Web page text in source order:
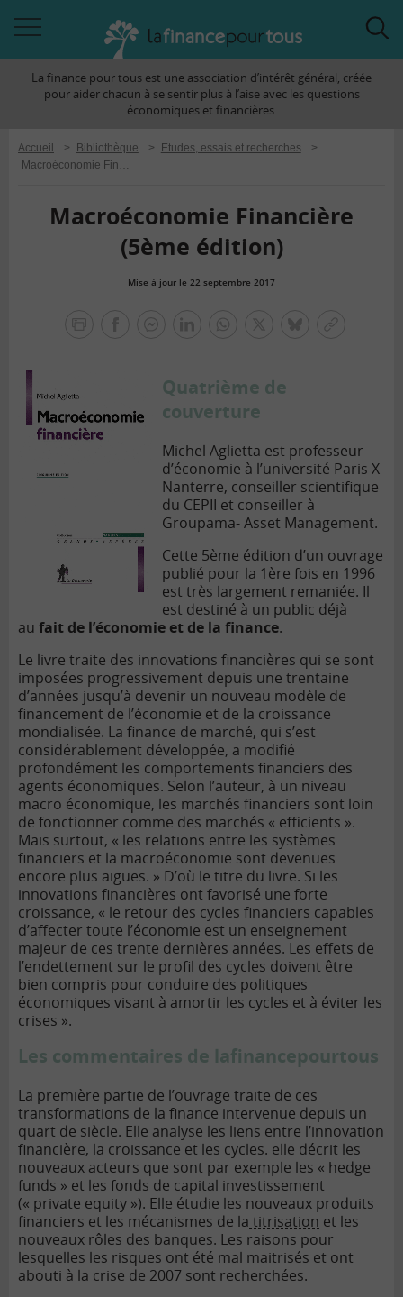
àLa finance pour tous est une association d’intérêt général, créée
pour aider chacun à se sentir plus à l’aise avec les questions
économiques et financières.
Accueil > Bibliothèque > Etudes, essais et recherches
>
Macroéconomie Financière (5ème édition)
Macroéconomie Financière
(5ème édition)
Mise à jour le 22 septembre 2017
Quatrième de
couverture
Michel Aglietta est professeur
d’économie à l’université Paris X
Nanterre, conseiller scientifique
du CEPII et conseiller à
Groupama- Asset Management.
Cette 5ème édition d’un ouvrage
publié pour la 1ère fois en 1996
est très largement remaniée. Il
est destiné à un public déjà
au fait de l’économie et de la finance.
Le livre traite des innovations financières qui se sont
imposées progressivement depuis une trentaine
d’années jusqu’à devenir un nouveau modèle de
financement de l’économie et de la croissance
mondialisée. La finance de marché, qui s’est
considérablement développée, a modifié
profondément les comportements financiers des
agents économiques. Selon l’auteur, à un niveau
macro économique, les marchés financiers sont loin
de fonctionner comme des marchés « efficients ».
Mais surtout, « les relations entre les systèmes
financiers et la macroéconomie sont devenues
encore plus aigues. » D’où le titre du livre. Si les
innovations financières ont favorisé une forte
croissance, « le retour des cycles financiers capables
d’affecter toute l’économie est un enseignement
majeur de ces trente dernières années. Les effets de
l’endettement sur le profil des cycles doivent être
bien compris pour conduire des politiques
économiques visant à amortir les cycles et à éviter les
crises ».
Les commentaires de lafinancepourtous
La première partie de l’ouvrage traite de ces
transformations de la finance intervenue depuis un
quart de siècle. Elle analyse les liens entre l’innovation
financière, la croissance et les cycles. elle décrit les
nouveaux acteurs que sont par exemple les « hedge
funds » et les fonds de capital investissement
(« private equity »). Elle étudie les nouveaux produits
financiers et les mécanismes de la titrisation et les
nouveaux rôles des banques. Les raisons pour
lesquelles les risques ont été mal maitrisés et ont
abouti à la crise de 2007 sont recherchées.